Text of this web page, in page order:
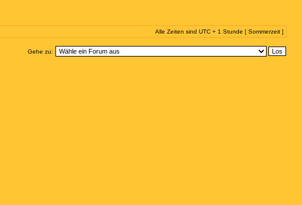
Alle Zeiten sind UTC + 1 Stunde [ Sommerzeit ]
Gehe zu: